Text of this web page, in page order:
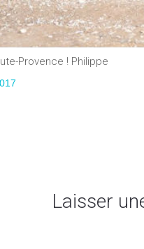
Provence ! Philippe
Laisser